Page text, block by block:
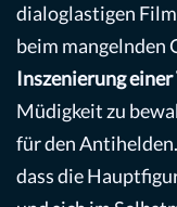
dialoglastigen
beim mangelnden
Inszenierung
Müdigkeit zu
für den
dass die